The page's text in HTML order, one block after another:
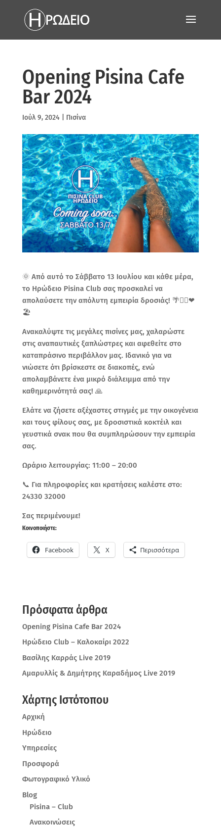
Opening Pisina Cafe
Bar 2024
Ιούλ 9, 2024| Πισίνα
🌞 Από αυτό το Σάββατο 13 Ιουλίου και κάθε μέρα,
το Ηρώδειο Pisina Club σας προσκαλεί να
απολαύσετε την απόλυτη εμπειρία δροσιάς! 🌴🏊‍♂️❤
🏖
Ανακαλύψτε τις μεγάλες πισίνες μας, χαλαρώστε
στις αναπαυτικές ξαπλώστρες και αφεθείτε στο
καταπράσινο περιβάλλον μας. Ιδανικό για να
νιώσετε ότι βρίσκεστε σε διακοπές, ενώ
απολαμβάνετε ένα μικρό διάλειμμα από την
καθημερινότητά σας! 🙏
Ελάτε να ζήσετε αξέχαστες στιγμές με την οικογένεια
και τους φίλους σας, με δροσιστικά κοκτέιλ και
γευστικά σνακ που θα συμπληρώσουν την εμπειρία
σας.
Ωράριο λειτουργίας: 11:00 – 20:00
📞 Για πληροφορίες και κρατήσεις καλέστε στο:
24330 32000
Σας περιμένουμε!
Κοινοποιήστε:
Facebook X Περισσότερα
Πρόσφατα άρθρα
Opening Pisina Cafe Bar 2024
Ηρώδειο Club – Καλοκαίρι 2022
Βασίλης Καρράς Live 2019
Αμαρυλλίς & Δημήτρης Καραδήμος Live 2019
Χάρτης Ιστότοπου
Αρχική
Ηρώδειο
Υπηρεσίες
Προσφορά
Φωτογραφικό Υλικό
Blog
Pisina – Club
Ανακοινώσεις